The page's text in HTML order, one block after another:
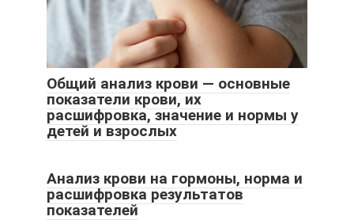
Общий анализ крови — основные
показатели крови, их
расшифровка, значение и нормы у
детей и взрослых
Анализ крови на гормоны, норма и
расшифровка результатов
показателей